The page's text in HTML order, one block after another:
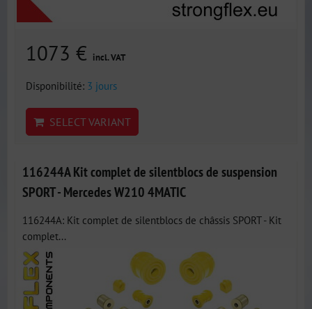
1073 € incl. VAT
Disponibilité: 3 jours
SELECT VARIANT
116244A Kit complet de silentblocs de suspension
SPORT - Mercedes W210 4MATIC
116244A: Kit complet de silentblocs de châssis SPORT - Kit
complet...